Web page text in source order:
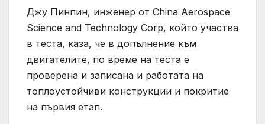
Джу Пинпин, инженер от China Aerospace
Science and Technology Corp, който участва
в теста, каза, че в допълнение към
двигателите, по време на теста е
проверена и записана и работата на
топлоустойчиви конструкции и покритие
на първия етап.